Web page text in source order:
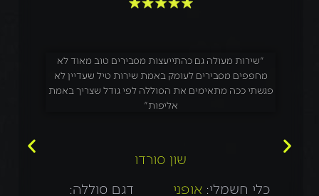
"שירות מעולה גם כהתייעצות מסבירים טוב מאוד לא
מחפפים מסבירים לעומק באמת שירות טיל שעדיין לא
פגשתי ככה מתאימים את הסוללה לפי גודל שצריך באמת
אליפות"
שון סורדו
כלי חשמלי: אופני
דגם סוללה: